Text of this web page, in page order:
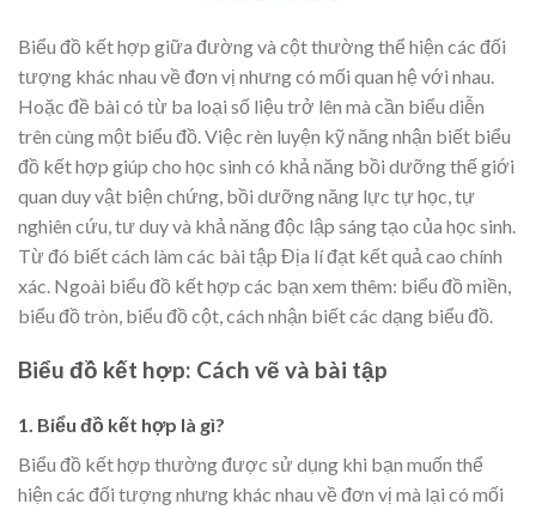
Biểu đồ kết hợp giữa đường và cột thường thể hiện các đối
tượng khác nhau về đơn vị nhưng có mối quan hệ với nhau.
Hoặc đề bài có từ ba loại số liệu trở lên mà cần biểu diễn
trên cùng một biểu đồ. Việc rèn luyện kỹ năng nhận biết biểu
đồ kết hợp giúp cho học sinh có khả năng bồi dưỡng thế giới
quan duy vật biện chứng, bồi dưỡng năng lực tự học, tự
nghiên cứu, tư duy và khả năng độc lập sáng tạo của học sinh.
Từ đó biết cách làm các bài tập Địa lí đạt kết quả cao chính
xác. Ngoài biểu đồ kết hợp các bạn xem thêm: biểu đồ miền,
biểu đồ tròn, biểu đồ cột, cách nhận biết các dạng biểu đồ.
Biểu đồ kết hợp: Cách vẽ và bài tập
1. Biểu đồ kết hợp là gì?
Biểu đồ kết hợp thường được sử dụng khi bạn muốn thể
hiện các đối tượng nhưng khác nhau về đơn vị mà lại có mối